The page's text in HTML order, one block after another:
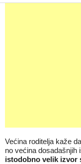
Većina roditelja kaže
no većina dosadašnjih
istodobno velik izvor